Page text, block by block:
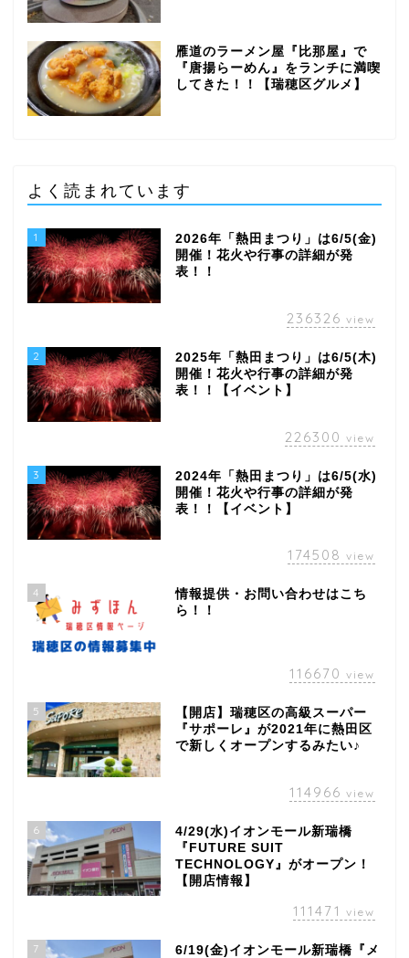
雁道のラーメン屋『比那屋』で
『唐揚らーめん』をランチに満喫
してきた！！【瑞穂区グルメ】
よく読まれています
1
2026年「熱田まつり」は6/5(金)
開催！花火や行事の詳細が発
表！！
236326 view
2
2025年「熱田まつり」は6/5(木)
開催！花火や行事の詳細が発
表！！【イベント】
226300 view
3
2024年「熱田まつり」は6/5(水)
開催！花火や行事の詳細が発
表！！【イベント】
174508 view
4
情報提供・お問い合わせはこち
ら！！
116670 view
5
【開店】瑞穂区の高級スーパー
『サポーレ』が2021年に熱田区
で新しくオープンするみたい♪
114966 view
6
4/29(水)イオンモール新瑞橋
『FUTURE SUIT
TECHNOLOGY』がオープン！
【開店情報】
111471 view
7
6/19(金)イオンモール新瑞橋『メ